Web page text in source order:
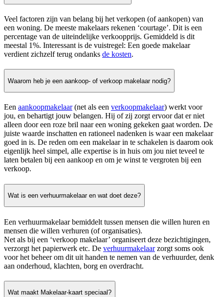
Veel factoren zijn van belang bij het verkopen (of aankopen) van
een woning. De meeste makelaars rekenen ‘courtage’. Dit is een
percentage van de uiteindelijke verkoopprijs. Gemiddeld is dit
meestal 1%. Interessant is de vuistregel: Een goede makelaar
verdient zichzelf terug ondanks de kosten.
Waarom heb je een aankoop- of verkoop makelaar nodig?
Een aankoopmakelaar(net als een verkoopmakelaar) werkt voor
jou, en behartigt jouw belangen. Hij of zij zorgt ervoor dat er niet
alleen door een roze bril naar een woning gekeken gaat worden. De
juiste waarde inschatten en rationeel nadenken is waar een makelaar
goed in is. De reden om een makelaar in te schakelen is daarom ook
eigenlijk heel simpel, alle expertise is in huis om jou niet teveel te
laten betalen bij een aankoop en om je winst te vergroten bij een
verkoop.
Wat is een verhuurmakelaar en wat doet deze?
Een verhuurmakelaar bemiddelt tussen mensen die willen huren en
mensen die willen verhuren (of organisaties).
Net als bij een ‘verkoop makelaar’ organiseert deze bezichtigingen,
verzorgt het papierwerk etc. De verhuurmakelaarzorgt soms ook
voor het beheer om dit uit handen te nemen van de verhuurder, denk
aan onderhoud, klachten, borg en overdracht.
Wat maakt Makelaar-kaart speciaal?